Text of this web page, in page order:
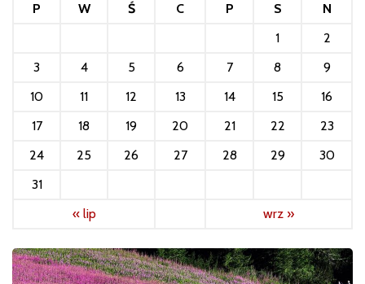
P W Ś C P S
N
1
2
3
4 5 6 7 8
9
10
11 12 13 14 15
16
17
18 19 20 21 22
23
24
25 26 27 28 29
30
31
« lip
wrz »